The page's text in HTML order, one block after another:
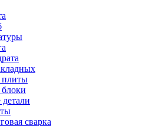
сварка